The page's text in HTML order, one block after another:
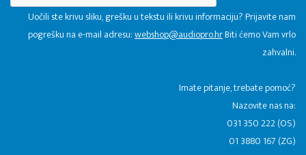
Uočili ste krivu sliku, grešku u tekstu ili krivu informaciju? Prijavite nam
pogrešku na e-mail adresu:webshop@audiopro.hrBiti ćemo Vam vrlo
zahvalni.
​Imate pitanje, trebate pomoć?
Nazovite nas na:
031 350 222 (OS)
01 3880 167 (ZG)